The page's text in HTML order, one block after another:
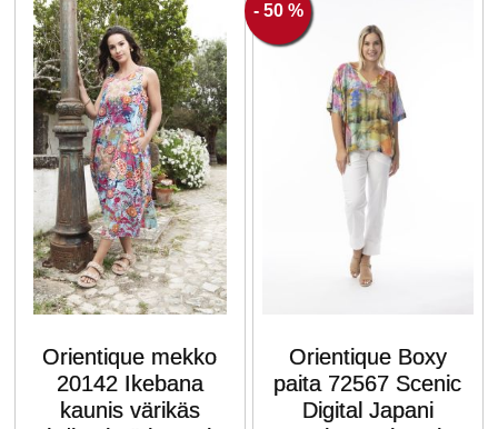
Orientique mekko
20142 Ikebana
kaunis värikäs
Orientique Boxy
paita 72567 Scenic
Digital Japani
- 50 %